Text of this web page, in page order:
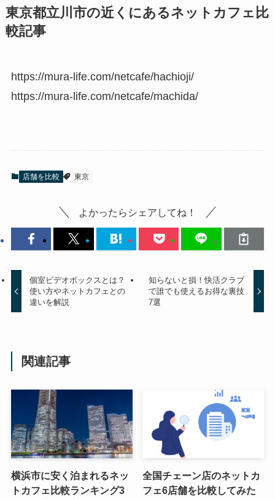
東京都立川市の近くにあるネットカフェ比
較記事
https://mura-life.com/netcafe/hachioji/
https://mura-life.com/netcafe/machida/
店舗を比較 東京
よかったらシェアしてね！
個室ビデオボックスとは？
使い方やネットカフェとの
違いを解説
知らないと損！快活クラブ
で誰でも使えるお得な裏技
7選
関連記事
横浜市に安く泊まれるネッ
トカフェ比較ランキング3
全国チェーン店のネットカ
フェ6店舗を比較してみた